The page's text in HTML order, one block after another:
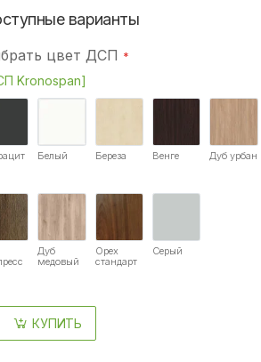
варианты
цвет ДСП
Kronospan]
Белый Береза Венге Дуб урбан
Дуб
медовый
Орех
стандарт
Серый
КУПИТЬ